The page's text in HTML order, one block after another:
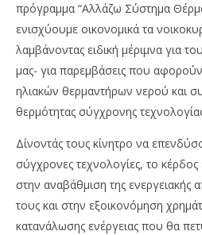
πρόγραμμα “Αλλάζω Σύστημα
ενισχύουμε οικονομικά τα
λαμβάνοντας ειδική μέριμνα για
μας- για παρεμβάσεις που
ηλιακών θερμαντήρων νερού και
θερμότητας σύγχρονης
Δίνοντάς τους κίνητρο να
σύγχρονες τεχνολογίες, το κέρδος
στην αναβάθμιση της ενεργειακής
τους και στην εξοικονόμηση
κατανάλωσης ενέργειας που θα